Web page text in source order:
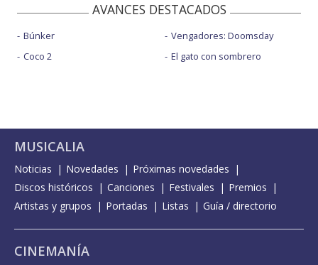
AVANCES DESTACADOS
Búnker
Coco 2
Vengadores: Doomsday
El gato con sombrero
MUSICALIA
Noticias Novedades
Próximas novedades
Discos históricos
Canciones Festivales
Premios
Artistas y grupos
Portadas Listas Guía / directorio
CINEMANÍA